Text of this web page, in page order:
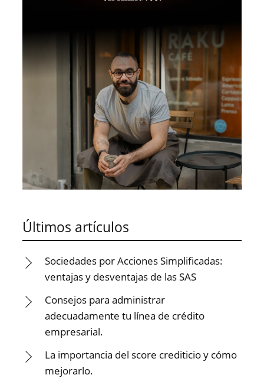
Últimos artículos
Sociedades por Acciones Simplificadas:
ventajas y desventajas de las SAS
Consejos para administrar
adecuadamente tu línea de crédito
empresarial.
La importancia del score crediticio y cómo
mejorarlo.